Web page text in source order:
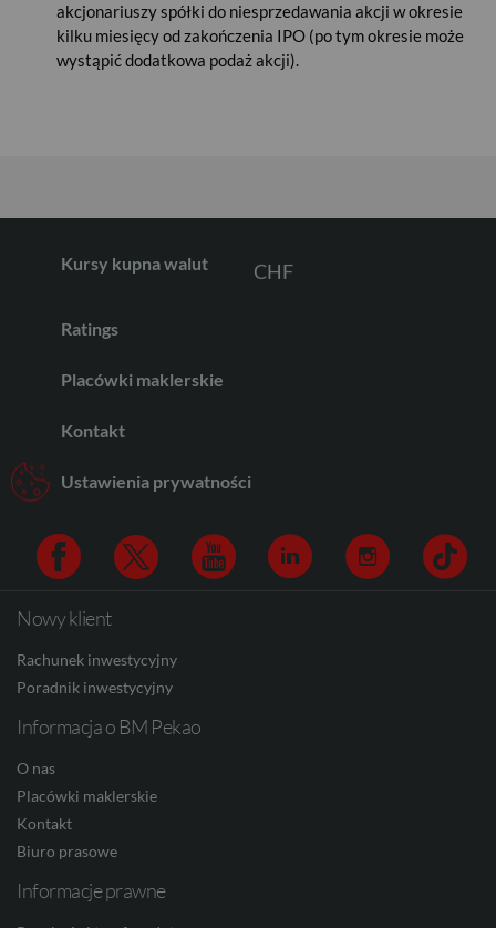
akcjonariuszy spółki do niesprzedawania akcji w okresie
kilku miesięcy od zakończenia IPO (po tym okresie może
wystąpić dodatkowa podaż akcji).
Kursy kupna walut
EUR
CHF
CAD
Ratings
Placówki maklerskie
Kontakt
Ustawienia prywatności
Facebook
Nowy klient
Rachunek inwestycyjny
Poradnik inwestycyjny
Informacja o BM Pekao
O nas
Placówki maklerskie
Kontakt
Biuro prasowe
Informacje prawne